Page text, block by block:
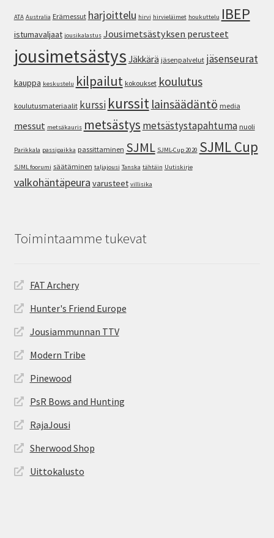
ATA Australia Erämessut harjoittelu hirvi hirvieläimet houkuttelu IBEP
istumavaljaat jousikalastus Jousimetsästyksen perusteet
jousimetsästys Jäkkärä jäsenpalvelut jäsenseurat
kauppa keskustelu kilpailut kokoukset koulutus
koulutusmateriaalit kurssi kurssit lainsäädäntö media
messut metsäkauris metsästys metsästystapahtuma nuoli
Parikkala passipaikka passittaminen SJML SJML-Cup 2020 SJML Cup
SJML foorumi säätäminen taljajousi Tanska tähtäin Uutiskirje
valkohäntäpeura varusteet villisika
Toimintaamme tukevat
FAT Archery
Hunter's Friend Europe
Jousiammunnan TTV
Modern Tribe
Pinewood
PsR Bows and Hunting
RajaJousi
Sherwood Shop
Uittokalusto